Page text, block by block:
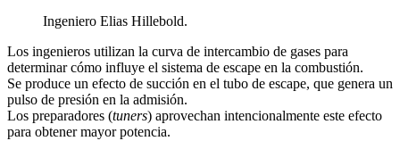
Ingeniero Elias Hillebold.
Los ingenieros utilizan la curva de intercambio de gases para
determinar cómo influye el sistema de escape en la combustión.
Se produce un efecto de succión en el tubo de escape, que genera un
pulso de presión en la admisión.
Los preparadores (tuners) aprovechan intencionalmente este efecto
para obtener mayor potencia.